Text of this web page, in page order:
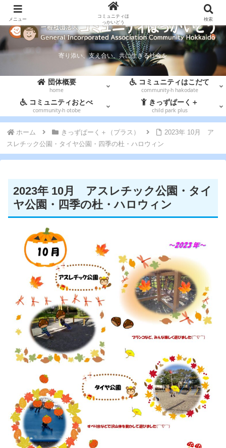
寄り添い、支え合い、共に生きる社会を
団体概要
home
コミュニティはこだて
community-h hakodate
コミュニティおとべ
community-h otobe
きっずぱーく＋
child park plus
ホーム きっずぱーく＋（プラス）
2023年 10月 ア
スレチック公園・タイヤ公園・四季の杜・ハロウィン
2023年 10月 アスレチック公園・タイ
ヤ公園・四季の杜・ハロウィン
メニュー
コミュニティほ
っかいどう
検索